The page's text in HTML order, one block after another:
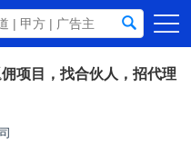
佣项目，找合伙人，招代理